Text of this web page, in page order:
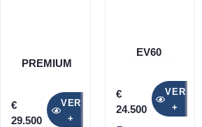
PREMIUM
€
29.500
VER
+
EV60
€
24.500
VER
+